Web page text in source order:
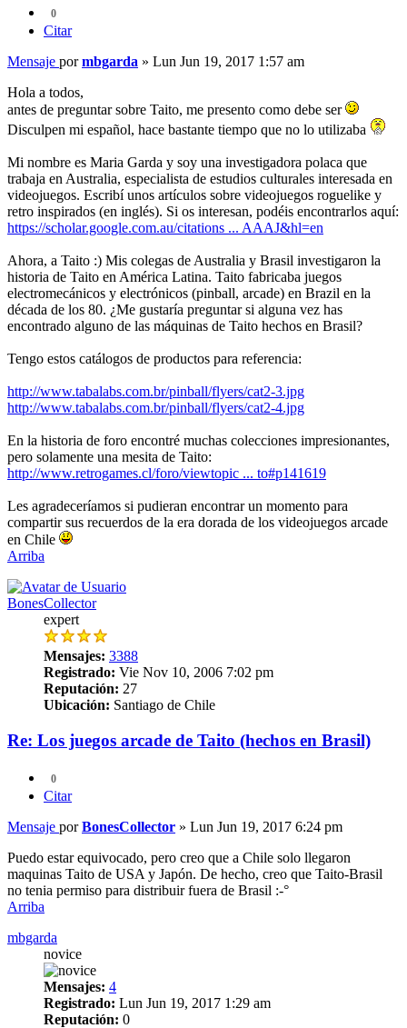
0
Citar
Mensaje pormbgarda » Lun Jun 19, 2017 1:57 am
Hola a todos,
antes de preguntar sobre Taito, me presento como debe ser
Disculpen mi español, hace bastante tiempo que no lo utilizaba
Mi nombre es Maria Garda y soy una investigadora polaca que
trabaja en Australia, especialista de estudios culturales interesada en
videojuegos. Escribí unos artículos sobre videojuegos roguelike y
retro inspirados (en inglés). Si os interesan, podéis encontrarlos aquí:
https://scholar.google.com.au/citations ... AAAJ&hl=en
Ahora, a Taito :) Mis colegas de Australia y Brasil investigaron la
historia de Taito en América Latina. Taito fabricaba juegos
electromecánicos y electrónicos (pinball, arcade) en Brazil en la
década de los 80. ¿Me gustaría preguntar si alguna vez has
encontrado alguno de las máquinas de Taito hechos en Brasil?
Tengo estos catálogos de productos para referencia:
http://www.tabalabs.com.br/pinball/flyers/cat2-3.jpg
http://www.tabalabs.com.br/pinball/flyers/cat2-4.jpg
En la historia de foro encontré muchas colecciones impresionantes,
pero solamente una mesita de Taito:
http://www.retrogames.cl/foro/viewtopic ... to#p141619
Les agradeceríamos si pudieran encontrar un momento para
compartir sus recuerdos de la era dorada de los videojuegos arcade
en Chile
Arriba
BonesCollector
expert
Mensajes: 3388
Registrado: Vie Nov 10, 2006 7:02 pm
Reputación: 27
Ubicación: Santiago de Chile
Re: Los juegos arcade de Taito (hechos en Brasil)
0
Citar
Mensaje porBonesCollector » Lun Jun 19, 2017 6:24 pm
Puedo estar equivocado, pero creo que a Chile solo llegaron
maquinas Taito de USA y Japón. De hecho, creo que Taito-Brasil
no tenia permiso para distribuir fuera de Brasil :-°
Arriba
mbgarda
novice
Mensajes: 4
Registrado: Lun Jun 19, 2017 1:29 am
Reputación: 0